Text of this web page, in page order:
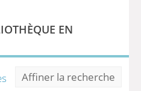
EN
Affiner la recherche